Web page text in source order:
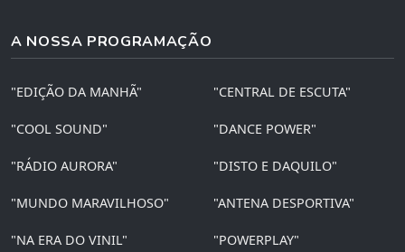
A NOSSA PROGRAMAÇÃO
"EDIÇÃO DA MANHÃ" "CENTRAL DE ESCUTA"
"COOL SOUND" "DANCE POWER"
"RÁDIO AURORA" "DISTO E DAQUILO"
"MUNDO MARAVILHOSO" "ANTENA DESPORTIVA"
"NA ERA DO VINIL" "POWERPLAY"